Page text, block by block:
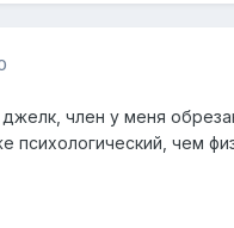
член у меня
психологический, чем